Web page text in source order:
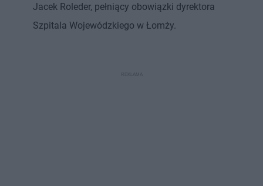
Jacek Roleder, pełniący obowiązki dyrektora
Szpitala Wojewódzkiego w Łomży.